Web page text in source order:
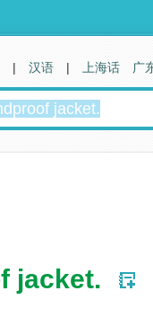
jacket.
| 汉语 | 上海话 广